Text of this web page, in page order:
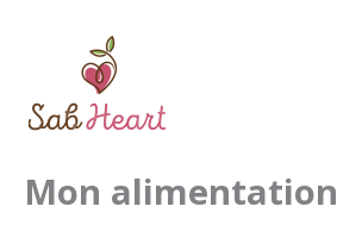
Mon alimentation